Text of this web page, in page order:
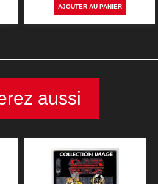
AJOUTER AU PANIER
aussi